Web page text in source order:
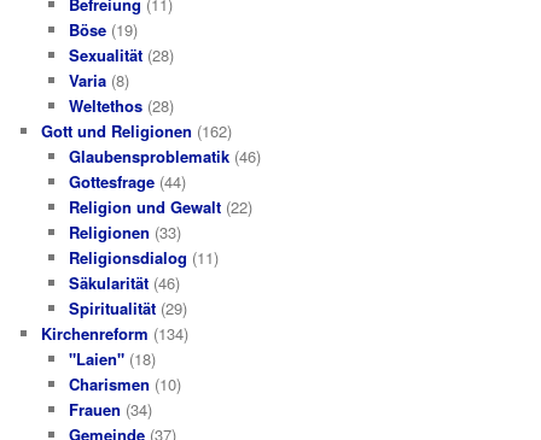
Befreiung (11)
Böse(19)
Sexualität(28)
Varia(8)
Weltethos(28)
Gott und Religionen (162)
Glaubensproblematik(46)
Gottesfrage(44)
Religion und Gewalt(22)
Religionen (33)
Religionsdialog (11)
Säkularität(46)
Spiritualität(29)
Kirchenreform (134)
"Laien"(18)
Charismen (10)
Frauen (34)
Gemeinde(37)